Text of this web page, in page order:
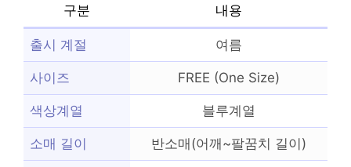
구분 내용
출시 계절 여름
사이즈 FREE (One Size)
색상계열 블루계열
소매 길이 반소매(어깨~팔꿈치 길이)